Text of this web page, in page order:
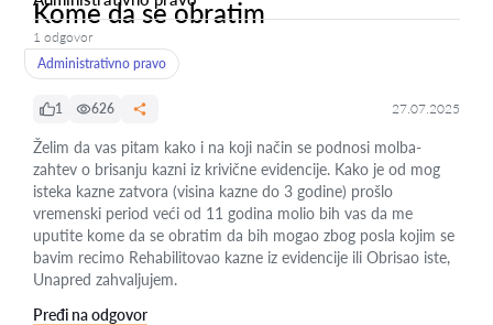
Kome da se obratim
1 odgovor
Administrativno pravo
1 626 27.07.2025
Želim da vas pitam kako i na koji način se podnosi molba-
zahtev o brisanju kazni iz krivične evidencije. Kako je od mog
isteka kazne zatvora (visina kazne do 3 godine) prošlo
vremenski period veći od 11 godina molio bih vas da me
uputite kome da se obratim da bih mogao zbog posla kojim se
bavim recimo Rehabilitovao kazne iz evidencije ili Obrisao iste,
Unapred zahvaljujem.
Pređi na odgovor